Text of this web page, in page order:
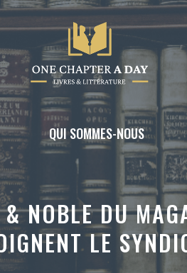
QUI SOMMES-NOUS
NOBLE DU
LE